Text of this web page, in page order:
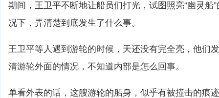
期间，王卫平不断地让船员们打光，试图照亮“幽灵船
况下，弄清楚到底发生了什么事。
王卫平等人遇到游轮的时候，天还没有完全亮，他们
清游轮外面的情况，不知道内部是怎么回事。
单看外表的话，这艘游轮的船身，似乎有被撞击的痕